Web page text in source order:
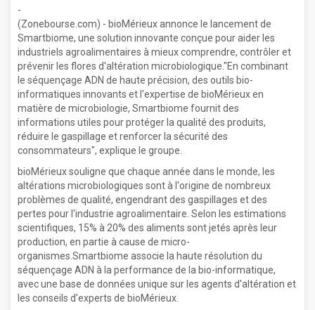
-
(Zonebourse.com) - bioMérieux annonce le lancement de
Smartbiome, une solution innovante conçue pour aider les
industriels agroalimentaires à mieux comprendre, contrôler et
prévenir les flores d'altération microbiologique."En combinant
le séquençage ADN de haute précision, des outils bio-
informatiques innovants et l'expertise de bioMérieux en
matière de microbiologie, Smartbiome fournit des
informations utiles pour protéger la qualité des produits,
réduire le gaspillage et renforcer la sécurité des
consommateurs", explique le groupe.
bioMérieux souligne que chaque année dans le monde, les
altérations microbiologiques sont à l'origine de nombreux
problèmes de qualité, engendrant des gaspillages et des
pertes pour l'industrie agroalimentaire. Selon les estimations
scientifiques, 15% à 20% des aliments sont jetés après leur
production, en partie à cause de micro-
organismes.Smartbiome associe la haute résolution du
séquençage ADN à la performance de la bio-informatique,
avec une base de données unique sur les agents d'altération et
les conseils d'experts de bioMérieux.